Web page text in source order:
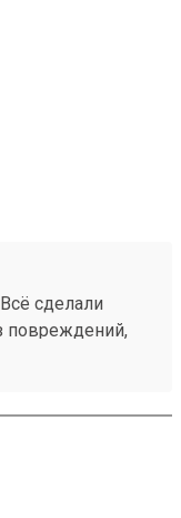
сделали
повреждений,